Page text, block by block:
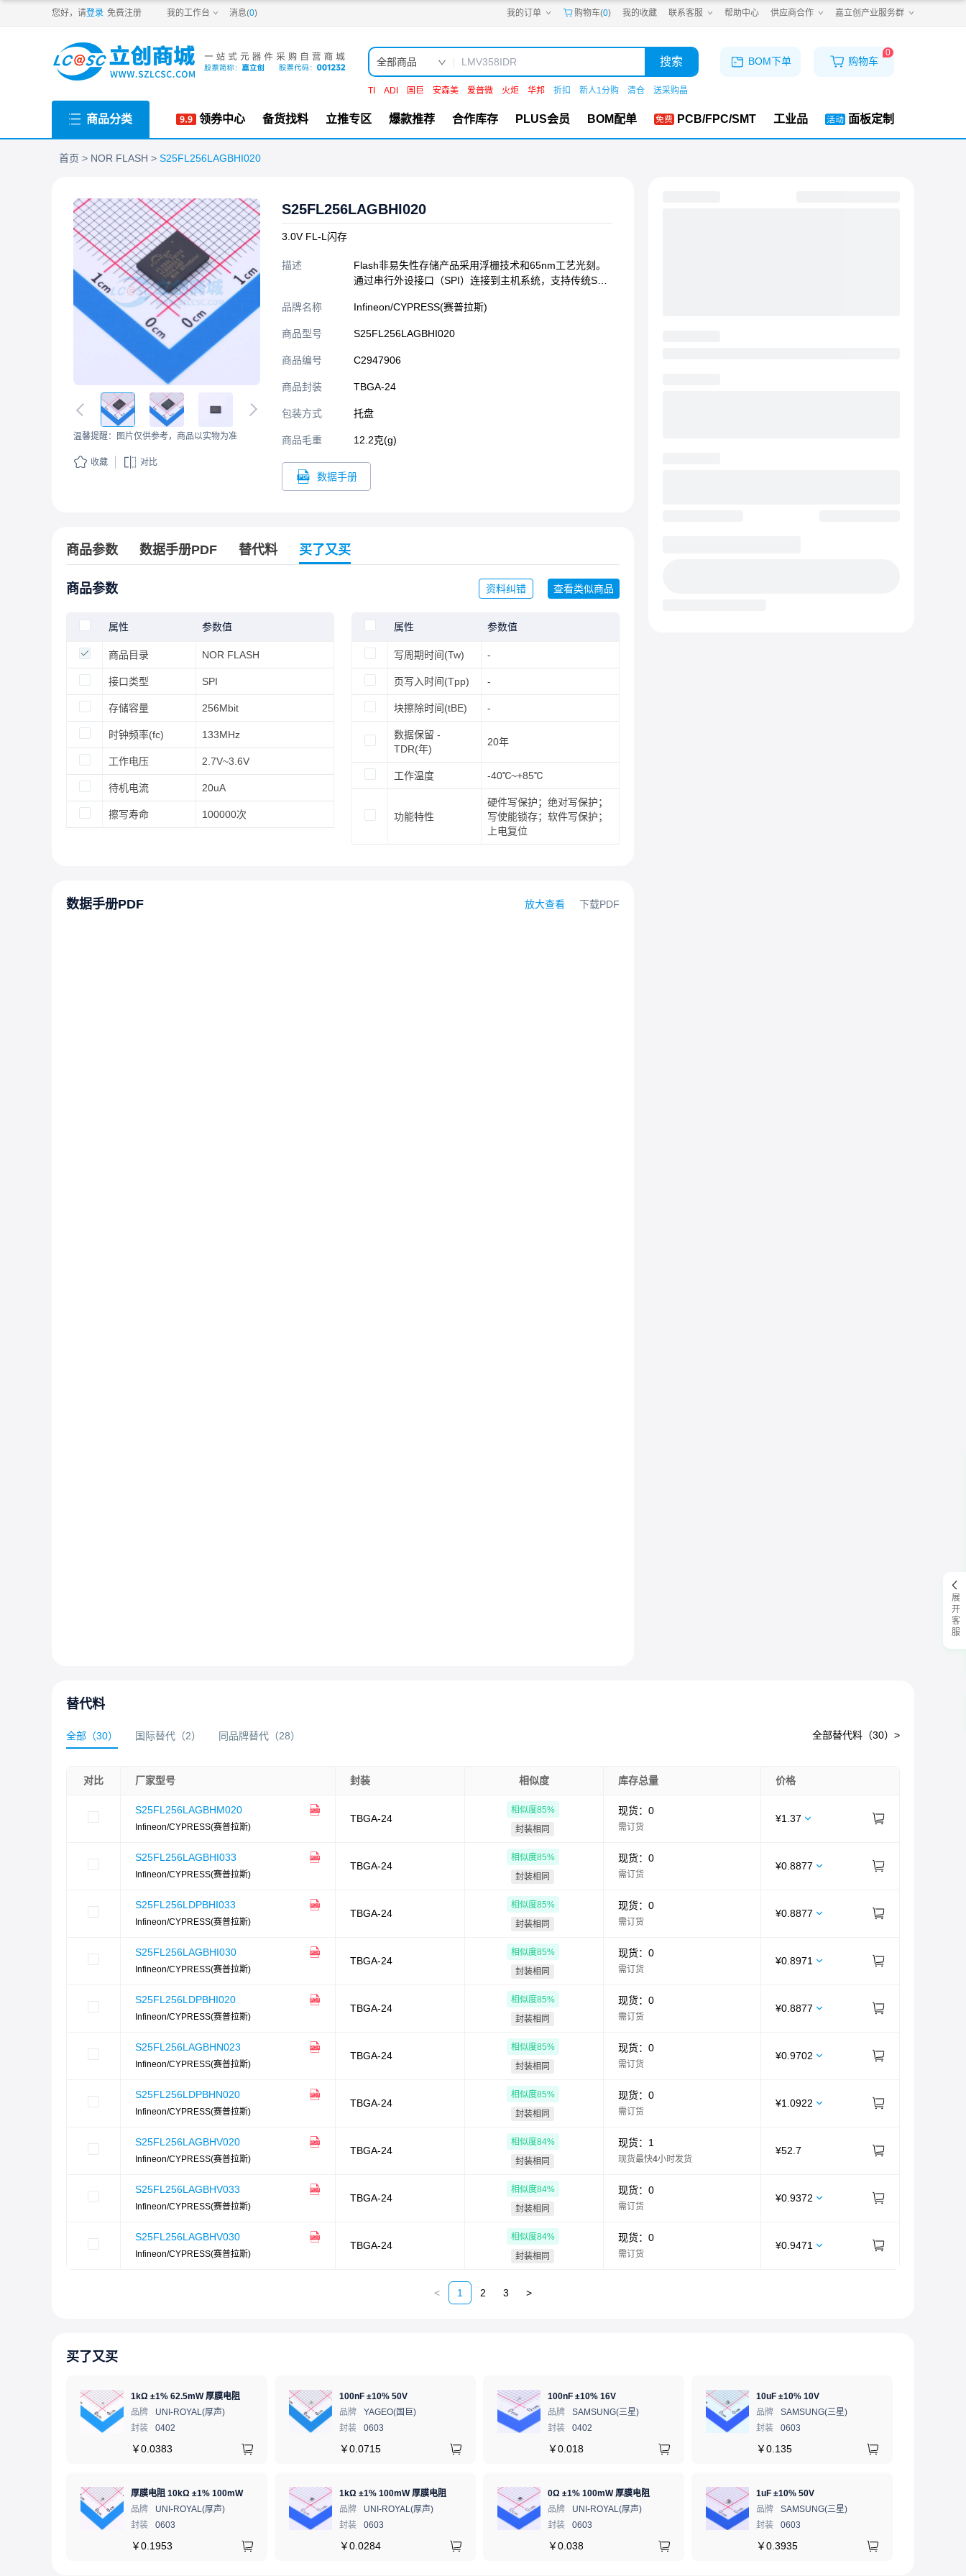
您好，请登录 免费注册 我的工作台 消息(0) 我的订单 购物车(0) 我的收藏 联系客服 帮助中心 供应商合作 嘉立创产业服务群
嘉立创PCB
嘉立创FA
机电工坊
全部商品 搜索
TI ADI 国巨 安森美 爱普微 火炬 华邦 折扣 新人1分购 清仓 送采购晶
BOM下单 购物车
0
商品分类 领券中心 备货找料 立推专区 爆款推荐 合作库存 PLUS会员 BOM配单 PCB/FPC/SMT 工业品 面板定制
首页 NOR FLASH S25FL256LAGBHI020
温馨提醒：图片仅供参考，商品以实物为准
收藏 对比
S25FL256LAGBHI020
3.0V FL-L闪存
描述
Flash非易失性存储产品采用浮栅技术和65nm工艺光刻。
通过串行外设接口（SPI）连接到主机系统，支持传统SPI
和四比特宽的Quad I/O（QIO）和Quad外设接口（QPI）
令，可在时钟的两个边沿传输地址和读取数据。架构具有
页面编程缓冲区，允许一次操作中编程最多256字节，并提
能
品牌名称 Infineon/CYPRESS(赛普拉斯)
商品型号 S25FL256LAGBHI020
商品编号 C2947906
商品封装 TBGA-24​
包装方式 托盘
商品毛重 12.2克(g)
数据手册
商品参数 数据手册PDF 替代料 买了又买
商品参数 资料纠错 查看类似商品
属性 参数值
商品目录 NOR FLASH
接口类型 SPI
存储容量 256Mbit
时钟频率(fc) 133MHz
工作电压 2.7V~3.6V
待机电流 20uA
擦写寿命 100000次
属性 参数值
写周期时间(Tw) -
页写入时间(Tpp) -
块擦除时间(tBE) -
数据保留 -
TDR(年)
20年
工作温度 -40℃~+85℃
功能特性
硬件写保护；绝对写保护；
写使能锁存；软件写保护；
上电复位
数据手册PDF 放大查看 下载PDF
替代料
全部 （30） 国际替代 （2） 同品牌替代 （28） 全部替代料（30）>
对比 厂家型号 封装 相似度 库存总量 价格
S25FL256LAGBHM020
Infineon/CYPRESS(赛普拉斯)
TBGA-24
相似度85%
封装相同
现货： 0
需订货
¥1.37
S25FL256LAGBHI033
Infineon/CYPRESS(赛普拉斯)
TBGA-24
相似度85%
封装相同
现货： 0
需订货
¥0.8877
S25FL256LDPBHI033
Infineon/CYPRESS(赛普拉斯)
TBGA-24
相似度85%
封装相同
现货： 0
需订货
¥0.8877
S25FL256LAGBHI030
Infineon/CYPRESS(赛普拉斯)
TBGA-24
相似度85%
封装相同
现货： 0
需订货
¥0.8971
S25FL256LDPBHI020
Infineon/CYPRESS(赛普拉斯)
TBGA-24
相似度85%
封装相同
现货： 0
需订货
¥0.8877
S25FL256LAGBHN023
Infineon/CYPRESS(赛普拉斯)
TBGA-24
相似度85%
封装相同
现货： 0
需订货
¥0.9702
S25FL256LDPBHN020
Infineon/CYPRESS(赛普拉斯)
TBGA-24
相似度85%
封装相同
现货： 0
需订货
¥1.0922
S25FL256LAGBHV020
Infineon/CYPRESS(赛普拉斯)
TBGA-24
相似度84%
封装相同
现货： 1
现货最快4小时发货
¥52.7
S25FL256LAGBHV033
Infineon/CYPRESS(赛普拉斯)
TBGA-24
相似度84%
封装相同
现货： 0
需订货
¥0.9372
S25FL256LAGBHV030
Infineon/CYPRESS(赛普拉斯)
TBGA-24
相似度84%
封装相同
现货： 0
需订货
¥0.9471
< 1 2 3 >
买了又买
1kΩ ±1% 62.5mW 厚膜电阻
品牌
UNI-ROYAL(厚声)
封装
0402
￥0.0383
100nF ±10% 50V
品牌
YAGEO(国巨)
封装
0603
￥0.0715
100nF ±10% 16V
品牌
SAMSUNG(三星)
封装
0402
￥0.018
10uF ±10% 10V
品牌
SAMSUNG(三星)
封装
0603
￥0.135
厚膜电阻 10kΩ ±1% 100mW
品牌
UNI-ROYAL(厚声)
封装
0603
￥0.1953
1kΩ ±1% 100mW 厚膜电阻
品牌
UNI-ROYAL(厚声)
封装
0603
￥0.0284
0Ω ±1% 100mW 厚膜电阻
品牌
UNI-ROYAL(厚声)
封装
0603
￥0.038
1uF ±10% 50V
品牌
SAMSUNG(三星)
封装
0603
￥0.3935
展开客服